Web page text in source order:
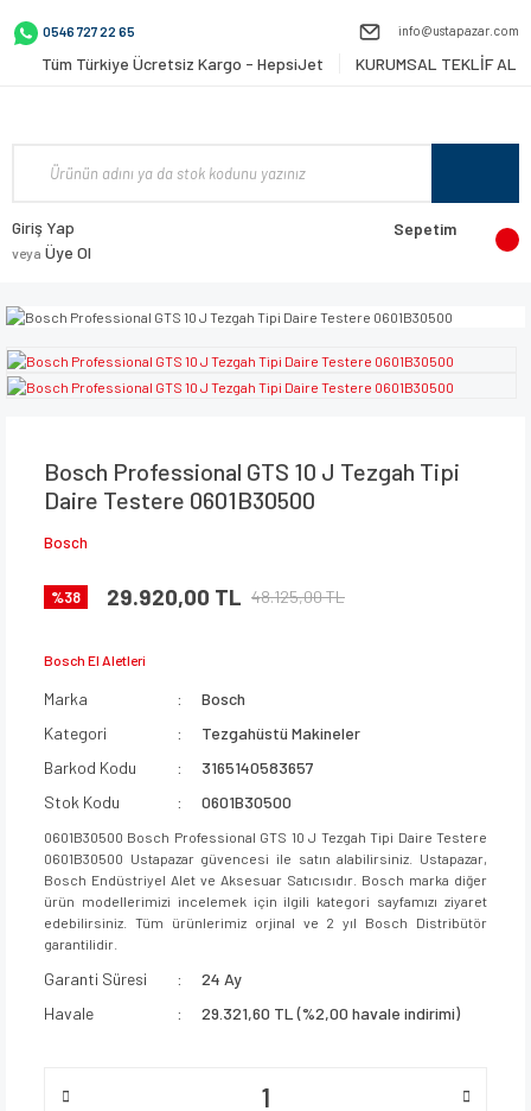
0546 727 22 65 info@ustapazar.com
Tüm Türkiye Ücretsiz Kargo - HepsiJet KURUMSAL TEKLİF AL
Giriş Yap
veya Üye Ol
Sepetim
Bosch Professional GTS 10 J Tezgah Tipi
Daire Testere 0601B30500
Bosch
%38 29.920,00 TL 48.125,00 TL
Bosch El Aletleri
Marka
Bosch
Kategori
Tezgahüstü Makineler
Barkod Kodu
3165140583657
Stok Kodu
0601B30500
0601B30500 Bosch Professional GTS 10 J Tezgah Tipi Daire Testere
0601B30500 Ustapazar güvencesi ile satın alabilirsiniz. Ustapazar,
Bosch Endüstriyel Alet ve Aksesuar Satıcısıdır. Bosch marka diğer
ürün modellerimizi incelemek için ilgili kategori sayfamızı ziyaret
edebilirsiniz. Tüm ürünlerimiz orjinal ve 2 yıl Bosch Distribütör
garantilidir.
Garanti Süresi
24 Ay
Havale
29.321,60 TL (%2,00 havale indirimi)